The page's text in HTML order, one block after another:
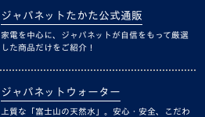
ジャパネットたかた公式通販
家電を中心に、ジャパネットが自信をもって厳選
した商品だけをご紹介！
ジャパネットウォーター
上質な「富士山の天然水」。安心・安全、こだわ